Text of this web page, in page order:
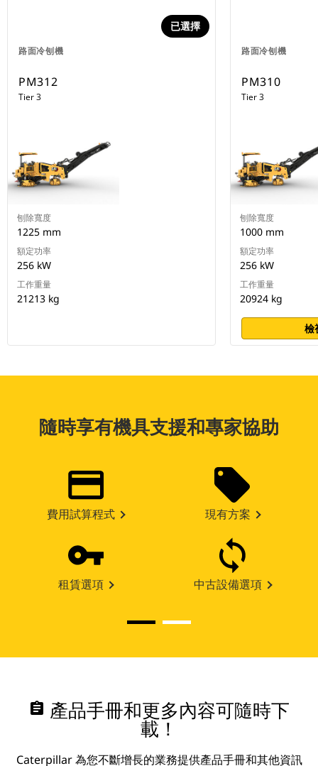
路面冷刨機
已選擇
PM312
Tier 3
刨除寬度
1225 mm
額定功率
256 kW
工作重量
21213 kg
路面冷刨機
PM310
Tier 3
刨除寬度
1000 mm
額定功率
256 kW
工作重量
20924 kg
檢
隨時享有機具支援和專家協助
費用試算程式 現有方案
租賃選項 中古設備選項
assignment 產品手冊和更多內容可隨時下
載！
Caterpillar 為您不斷增長的業務提供產品手冊和其他資訊